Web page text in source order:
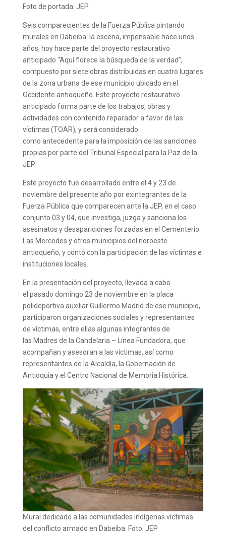
Foto de portada: JEP
Seis comparecientes de la Fuerza Pública pintando
murales en Dabeiba: la escena, impensable hace unos
años, hoy hace parte del proyecto restaurativo
anticipado “Aquí florece la búsqueda de la verdad”,
compuesto por siete obras distribuidas en cuatro lugares
de la zona urbana de ese municipio ubicado en el
Occidente antioqueño. Este proyecto restaurativo
anticipado forma parte de los trabajos, obras y
actividades con contenido reparador a favor de las
víctimas (TOAR), y será considerado
como antecedente para la imposición de las sanciones
propias por parte del Tribunal Especial para la Paz de la
JEP.
Este proyecto fue desarrollado entre el 4 y 23 de
noviembre del presente año por exintegrantes de la
Fuerza Pública que comparecen ante la JEP, en el caso
conjunto 03 y 04, que investiga, juzga y sanciona los
asesinatos y desapariciones forzadas en el Cementerio
Las Mercedes y otros municipios del noroeste
antioqueño, y contó con la participación de las víctimas e
instituciones locales.
En la presentación del proyecto, llevada a cabo
el pasado domingo 23 de noviembre en la placa
polideportiva auxiliar Guillermo Madrid de ese municipio,
participaron organizaciones sociales y representantes
de víctimas, entre ellas algunas integrantes de
las Madres de la Candelaria – Línea Fundadora, que
acompañan y asesoran a las víctimas, así como
representantes de la Alcaldía, la Gobernación de
Antioquia y el Centro Nacional de Memoria Histórica.
Mural dedicado a las comunidades indígenas víctimas
del conflicto armado en Dabeiba. Foto: JEP